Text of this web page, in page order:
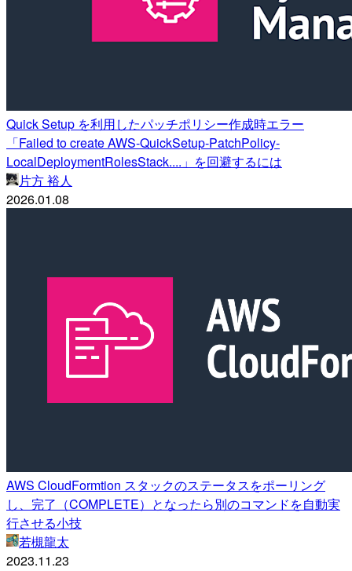
Quick Setup を利用したパッチポリシー作成時エラー
「Failed to create AWS-QuickSetup-PatchPolicy-
LocalDeploymentRolesStack....」を回避するには
片方 裕人
2026.01.08
AWS CloudFormtion スタックのステータスをポーリング
し、完了（COMPLETE）となったら別のコマンドを自動実
行させる小技
若槻龍太
2023.11.23